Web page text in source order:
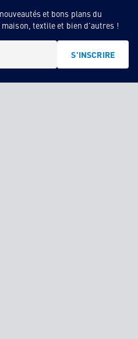
et bons plans du
textile et bien d'autres !
S'INSCRIRE